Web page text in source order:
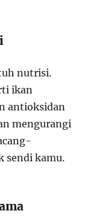
nutrisi.
ikan
antioksidan
mengurangi
sendi kamu.